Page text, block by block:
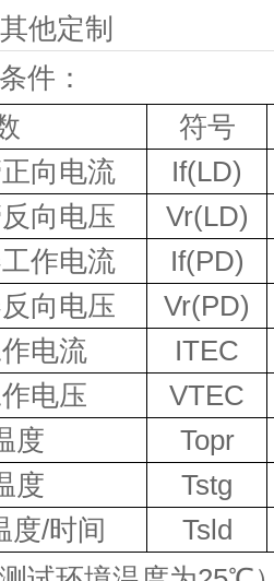
他定制
件：
符号
向电流
If(LD)
向电压
Vr(LD)
作电流
If(PD)
向电压
Vr(PD)
电流
ITEC
电压
VTEC
度
Topr
度
Tstg
度/时间
Tsld